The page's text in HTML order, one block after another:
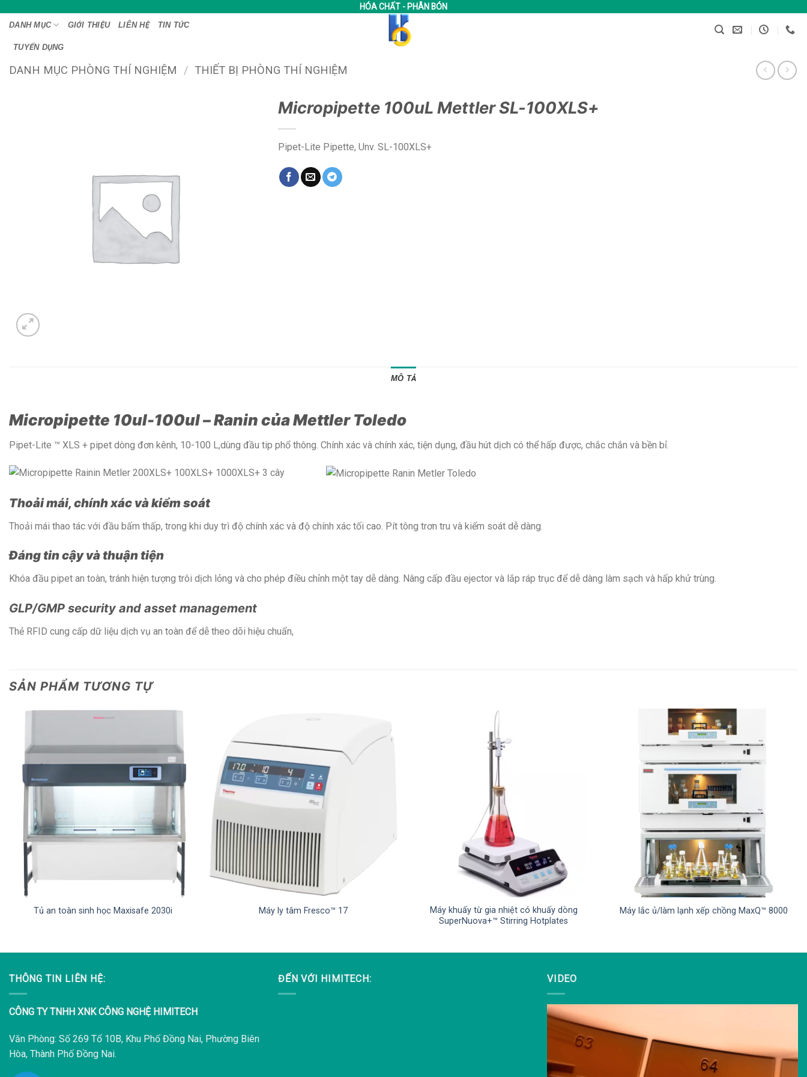
qua
dung
HÓA CHẤT - PHÂN BÓN
DANH MỤC GIỚI THIỆU LIÊN HỆ TIN TỨC
TUYỂN DỤNG
DANH MỤC PHÒNG THÍ NGHIỆM / THIẾT BỊ PHÒNG THÍ NGHIỆM
Micropipette 100uL Mettler SL-100XLS+
Pipet-Lite Pipette, Unv. SL-100XLS+
MÔ TẢ
Micropipette 10ul-100ul – Ranin của Mettler Toledo
Pipet-Lite ™ XLS + pipet dòng đơn kênh, 10-100 L,dùng đầu tip phổ thông. Chính xác và chính xác, tiện dụng, đầu hút dịch có thể hấp được, chắc chắn và bền bỉ.
Thoải mái, chính xác và kiểm soát
Thoải mái thao tác với đầu bấm thấp, trong khi duy trì độ chính xác và độ chính xác tối cao. Pít tông trơn tru và kiểm soát dễ dàng.
Đáng tin cậy và thuận tiện
Khóa đầu pipet an toàn, tránh hiện tượng trôi dịch lỏng và cho phép điều chỉnh một tay dễ dàng. Nâng cấp đầu ejector và lắp ráp trục để dễ dàng làm sạch và hấp khử trùng.
GLP/GMP security and asset management
Thẻ RFID cung cấp dữ liệu dịch vụ an toàn để dễ theo dõi hiệu chuẩn,
SẢN PHẨM TƯƠNG TỰ
Tủ an toàn sinh học Maxisafe 2030i Máy ly tâm Fresco™ 17
Máy khuấy từ gia nhiệt có khuấy dòng
SuperNuova+™ Stirring Hotplates
Máy lắc ủ/làm lạnh xếp chồng MaxQ™ 8000
THÔNG TIN LIÊN HỆ:
CÔNG TY TNHH XNK CÔNG NGHỆ HIMITECH
Văn Phòng: Số 269 Tổ 10B, Khu Phố Đồng Nai, Phường Biên
Hòa, Thành Phố Đồng Nai.
ĐẾN VỚI HIMITECH: VIDEO